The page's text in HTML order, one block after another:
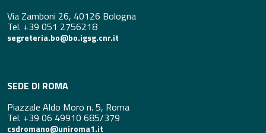
Via Zamboni 26, 40126 Bologna
Tel. +39 051 2756218
segreteria.bo@bo.igsg.cnr.it
SEDE DI ROMA
Piazzale Aldo Moro n. 5, Roma
Tel. +39 06 49910 685/379
csdromano@uniroma1.it